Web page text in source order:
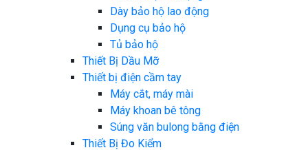
Dày bảo hộ lao động
Dụng cụ bảo hộ
Tủ bảo hộ
Thiết Bị Dầu Mỡ
Thiết bị điện cầm tay
Máy cắt, máy mài
Máy khoan bê tông
Súng văn bulong bằng điện
Thiết Bị Đo Kiểm